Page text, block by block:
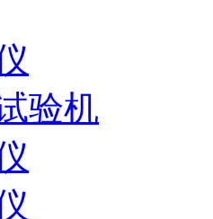
验机